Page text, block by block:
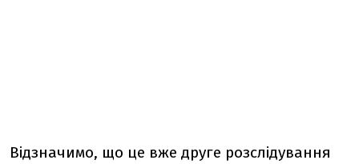
Відзначимо, що це вже друге розслідування